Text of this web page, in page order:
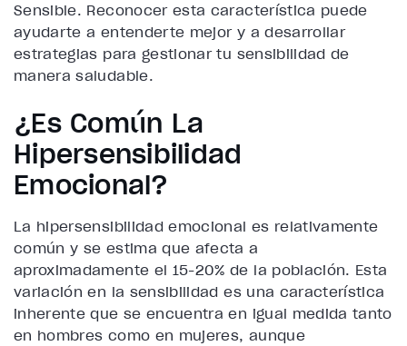
Sensible. Reconocer esta característica puede
ayudarte a entenderte mejor y a desarrollar
estrategias para gestionar tu sensibilidad de
manera saludable.
¿Es Común La
Hipersensibilidad
Emocional?
La hipersensibilidad emocional es relativamente
común y se estima que afecta a
aproximadamente el 15-20% de la población. Esta
variación en la sensibilidad es una característica
inherente que se encuentra en igual medida tanto
en hombres como en mujeres, aunque